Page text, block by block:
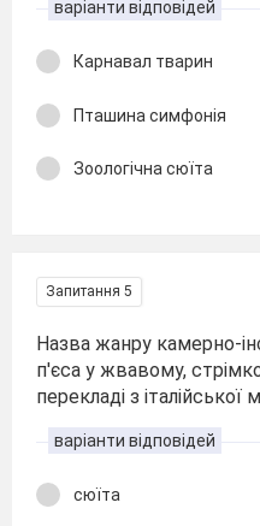
варіанти відповідей
Карнавал тварин
Пташина симфонія
Зоологічна сюїта
Запитання 5
Назва жанру камерно-
п'єса у жвавому,
перекладі з
варіанти відповідей
сюїта